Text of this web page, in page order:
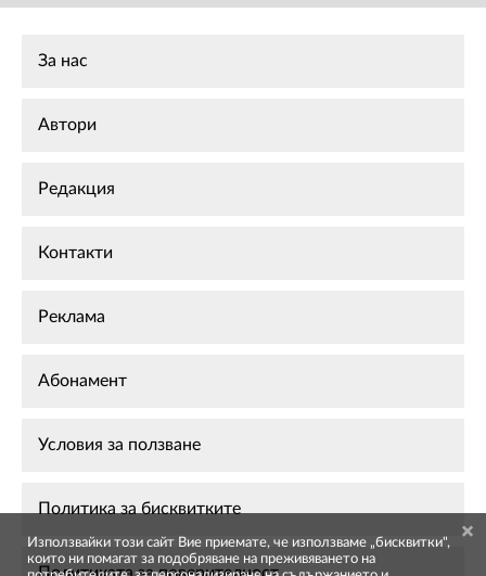
За нас
Автори
Редакция
Контакти
Реклама
Абонамент
Условия за ползване
Политика за бисквитките
Използвайки този сайт Вие приемате, че използваме „бисквитки",
които ни помагат за подобряване на преживяването на